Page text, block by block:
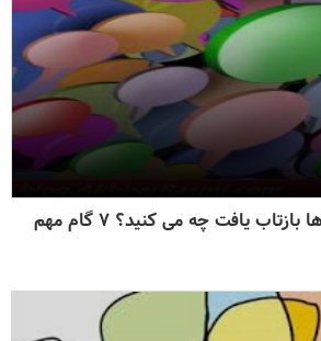
وقتی خبرتان در رسانه‌ها بازتاب یافت چه می کنید؟ ۷ گام مهم